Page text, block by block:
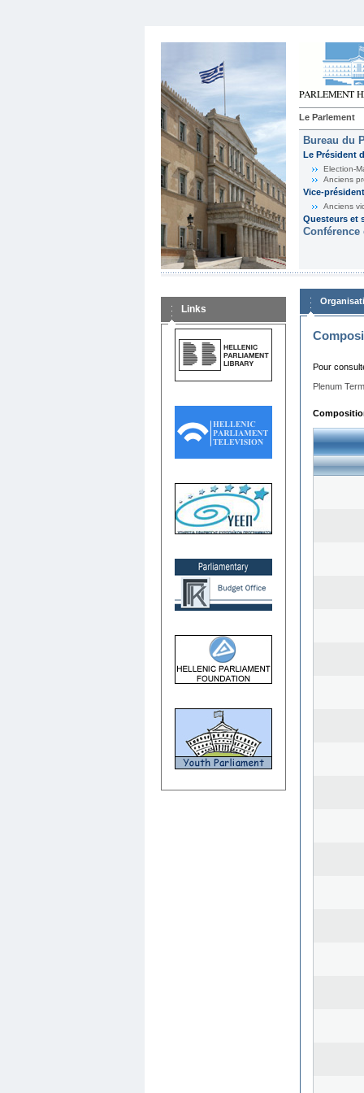
Le Parlement
Bureau du
Le Président
Election-
Anciens
Vice-
Anciens
Questeurs et
Links
Pour
Plenum